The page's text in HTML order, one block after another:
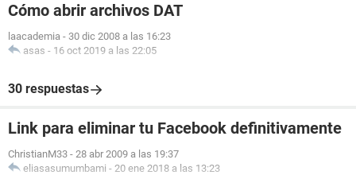
Cómo abrir archivos DAT
laacademia - 30 dic 2008 a las 16:23
asas - 16 oct 2019 a las 22:05
30 respuestas
Link para eliminar tu Facebook definitivamente
ChristianM33 - 28 abr 2009 a las 19:37
eliasasumumbami - 20 ene 2018 a las 13:23